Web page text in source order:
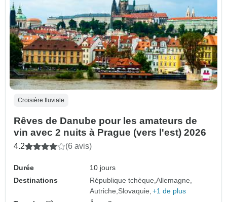
Croisière fluviale
Rêves de Danube pour les amateurs de
vin avec 2 nuits à Prague (vers l'est) 2026
4.2 (6 avis)
Durée
10 jours
Destinations
République tchèque Allemagne
Autriche Slovaquie +1 de plus